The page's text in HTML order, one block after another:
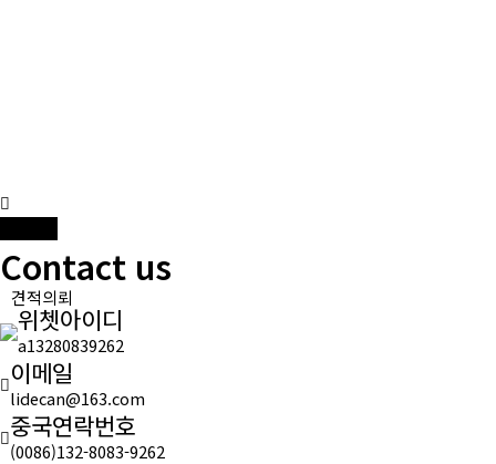
기
오시는 길
스텐 제품
탄소강 제품
빠우 제품
가공 제품
금형 제품
Contact us
견적의뢰
위쳇아이디
a13280839262
이메일
lidecan@163.com
중국연락번호
(0086)132-8083-9262